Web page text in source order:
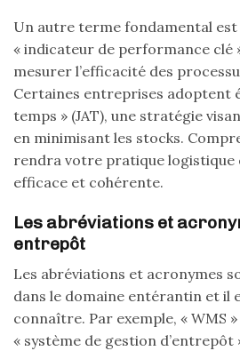
Un autre terme fondamental est
« indicateur de performance clé
mesurer l’efficacité des
Certaines entreprises adoptent
temps » (JAT), une stratégie
en minimisant les stocks.
rendra votre pratique logistique
efficace et cohérente.
Les abréviations et
entrepôt
Les abréviations et acronymes
dans le domaine entérantin et il
connaître. Par exemple, « WMS
« système de gestion d’entrepôt